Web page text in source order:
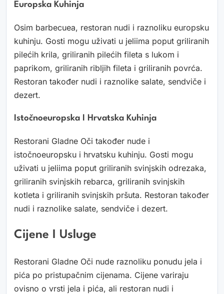
Europska Kuhinja
Osim barbecuea, restoran nudi i raznoliku europsku
kuhinju. Gosti mogu uživati u jeliima poput griliranih
pilećih krila, griliranih pilećih fileta s lukom i
paprikom, griliranih ribljih fileta i griliranih povrća.
Restoran također nudi i raznolike salate, sendviče i
dezert.
Istočnoeuropska I Hrvatska Kuhinja
Restorani Gladne Oči također nude i
istočnoeuropsku i hrvatsku kuhinju. Gosti mogu
uživati u jeliima poput griliranih svinjskih odrezaka,
griliranih svinjskih rebarca, griliranih svinjskih
kotleta i griliranih svinjskih pršuta. Restoran također
nudi i raznolike salate, sendviče i dezert.
Cijene I Usluge
Restorani Gladne Oči nude raznoliku ponudu jela i
pića po pristupačnim cijenama. Cijene variraju
ovisno o vrsti jela i pića, ali restoran nudi i